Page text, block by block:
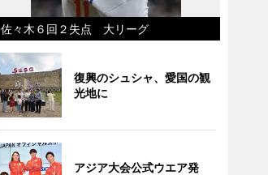
佐々木６回２失点 大リーグ
復興のシュシャ、愛国の観
光地に
アジア大会公式ウエア発